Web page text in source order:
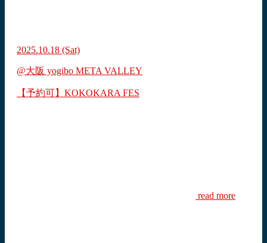
2025.10.18 (Sat)
@大阪 yogibo META VALLEY
【予約可】KOKOKARA FES
read more